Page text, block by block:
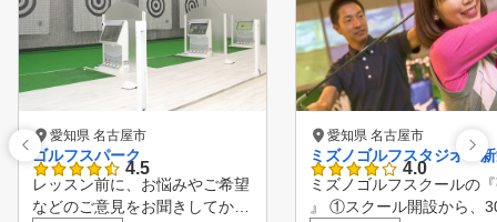
愛知県 名古屋市
ゴルフスパーク
4.5
レッスン前に、お悩みやご希望
などのご意見をお聞きしてから
愛知県 名古屋市
ミズノゴルフスタジオ
4.0
ミズノゴルフスクールの
』 ①スクール開設から、